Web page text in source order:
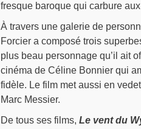
fresque baroque qui carbure
À travers une galerie de
Forcier a composé trois
plus beau personnage qu’il ait
cinéma de Céline Bonnier qui
fidèle. Le film met aussi en
Marc Messier.
De tous ses films, Le vent du